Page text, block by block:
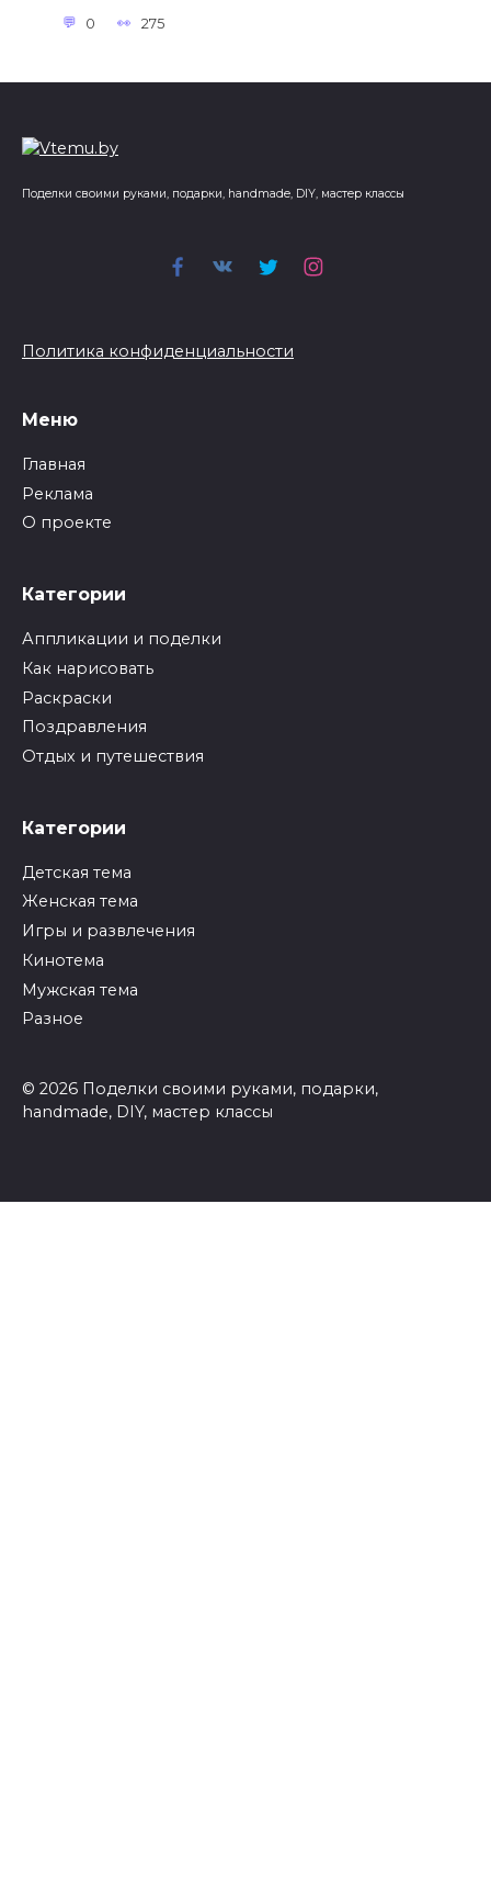
0 275
Поделки своими руками, подарки, handmade, DIY, мастер классы
Политика конфиденциальности
Меню
Главная
Реклама
О проекте
Категории
Аппликации и поделки
Как нарисовать
Раскраски
Поздравления
Отдых и путешествия
Категории
Детская тема
Женская тема
Игры и развлечения
Кинотема
Мужская тема
Разное
© 2026 Поделки своими руками, подарки,
handmade, DIY, мастер классы